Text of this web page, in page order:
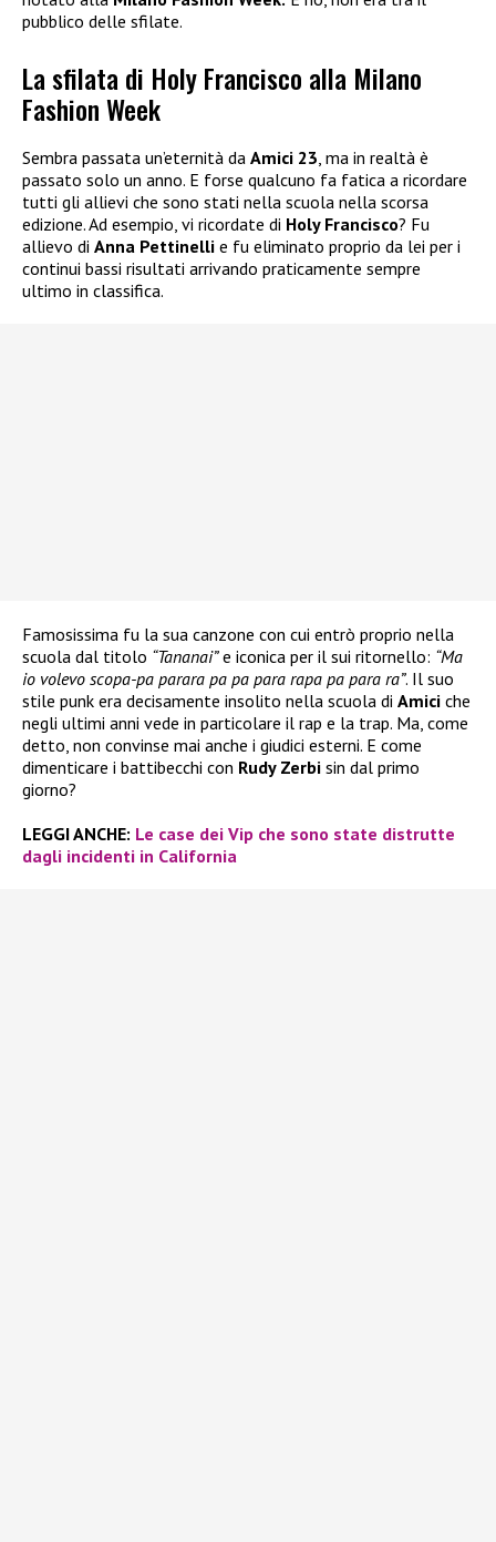
pubblico delle sfilate.
La sfilata di Holy Francisco alla Milano
Fashion Week
Sembra passata un’eternità da Amici 23 , ma in realtà è
passato solo un anno. E forse qualcuno fa fatica a ricordare
tutti gli allievi che sono stati nella scuola nella scorsa
edizione. Ad esempio, vi ricordate di Holy Francisco? Fu
allievo di Anna Pettinelli e fu eliminato proprio da lei per i
continui bassi risultati arrivando praticamente sempre
ultimo in classifica.
Famosissima fu la sua canzone con cui entrò proprio nella
scuola dal titolo “Tananai”e iconica per il sui ritornello: “Ma
io volevo scopa-pa parara pa pa para rapa pa para ra”. Il suo
stile punk era decisamente insolito nella scuola di Amici che
negli ultimi anni vede in particolare il rap e la trap. Ma, come
detto, non convinse mai anche i giudici esterni. E come
dimenticare i battibecchi con Rudy Zerbi sin dal primo
giorno?
LEGGI ANCHE: Le case dei Vip che sono state distrutte
dagli incidenti in California